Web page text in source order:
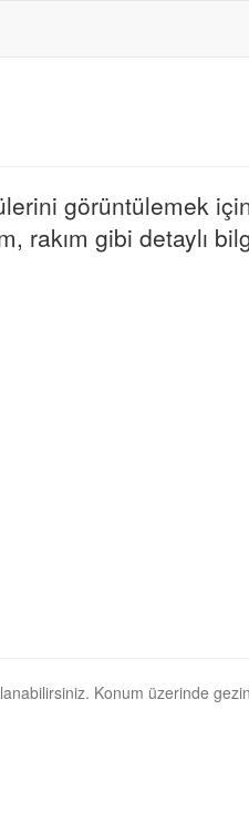
görüntülemek
rakım gibi detaylı
Konum üzerinde